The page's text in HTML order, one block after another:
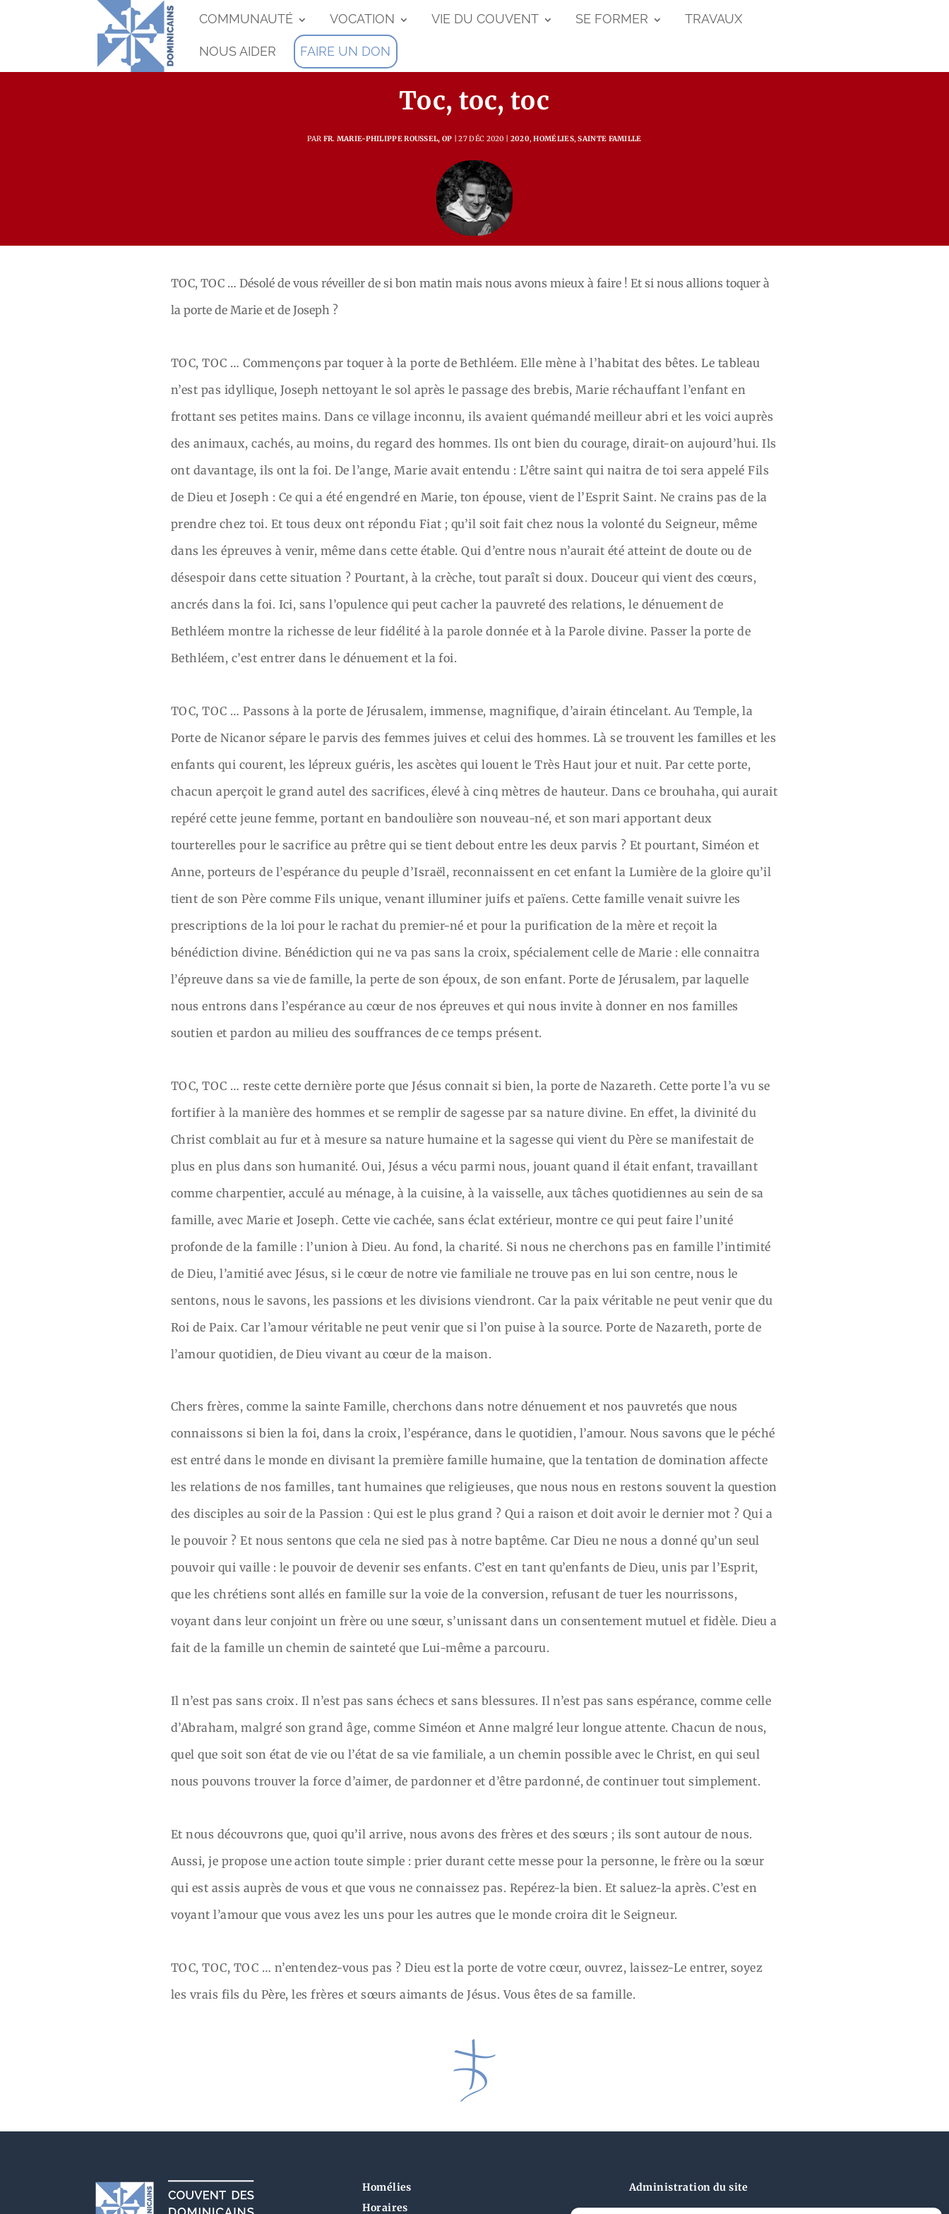
COMMUNAUTÉ VOCATION VIE DU COUVENT SE FORMER TRAVAUX
NOUS AIDER FAIRE UN DON
Toc, toc, toc
PAR FR. MARIE-PHILIPPE ROUSSEL, OP 27 DÉC 2020 2020,HOMÉLIES,SAINTE FAMILLE
TOC, TOC … Désolé de vous réveiller de si bon matin mais nous avons mieux à faire ! Et si nous allions toquer à
la porte de Marie et de Joseph ?
TOC, TOC … Commençons par toquer à la porte de Bethléem. Elle mène à l’habitat des bêtes. Le tableau
n’est pas idyllique, Joseph nettoyant le sol après le passage des brebis, Marie réchauffant l’enfant en
frottant ses petites mains. Dans ce village inconnu, ils avaient quémandé meilleur abri et les voici auprès
des animaux, cachés, au moins, du regard des hommes. Ils ont bien du courage, dirait-on aujourd’hui. Ils
ont davantage, ils ont la foi. De l’ange, Marie avait entendu : L’être saint qui naitra de toi sera appelé Fils
de Dieu et Joseph : Ce qui a été engendré en Marie, ton épouse, vient de l’Esprit Saint. Ne crains pas de la
prendre chez toi. Et tous deux ont répondu Fiat ; qu’il soit fait chez nous la volonté du Seigneur, même
dans les épreuves à venir, même dans cette étable. Qui d’entre nous n’aurait été atteint de doute ou de
désespoir dans cette situation ? Pourtant, à la crèche, tout paraît si doux. Douceur qui vient des cœurs,
ancrés dans la foi. Ici, sans l’opulence qui peut cacher la pauvreté des relations, le dénuement de
Bethléem montre la richesse de leur fidélité à la parole donnée et à la Parole divine. Passer la porte de
Bethléem, c’est entrer dans le dénuement et la foi.
TOC, TOC … Passons à la porte de Jérusalem, immense, magnifique, d’airain étincelant. Au Temple, la
Porte de Nicanor sépare le parvis des femmes juives et celui des hommes. Là se trouvent les familles et les
enfants qui courent, les lépreux guéris, les ascètes qui louent le Très Haut jour et nuit. Par cette porte,
chacun aperçoit le grand autel des sacrifices, élevé à cinq mètres de hauteur. Dans ce brouhaha, qui aurait
repéré cette jeune femme, portant en bandoulière son nouveau-né, et son mari apportant deux
tourterelles pour le sacrifice au prêtre qui se tient debout entre les deux parvis ? Et pourtant, Siméon et
Anne, porteurs de l’espérance du peuple d’Israël, reconnaissent en cet enfant la Lumière de la gloire qu’il
tient de son Père comme Fils unique, venant illuminer juifs et païens. Cette famille venait suivre les
prescriptions de la loi pour le rachat du premier-né et pour la purification de la mère et reçoit la
bénédiction divine. Bénédiction qui ne va pas sans la croix, spécialement celle de Marie : elle connaitra
l’épreuve dans sa vie de famille, la perte de son époux, de son enfant. Porte de Jérusalem, par laquelle
nous entrons dans l’espérance au cœur de nos épreuves et qui nous invite à donner en nos familles
soutien et pardon au milieu des souffrances de ce temps présent.
TOC, TOC … reste cette dernière porte que Jésus connait si bien, la porte de Nazareth. Cette porte l’a vu se
fortifier à la manière des hommes et se remplir de sagesse par sa nature divine. En effet, la divinité du
Christ comblait au fur et à mesure sa nature humaine et la sagesse qui vient du Père se manifestait de
plus en plus dans son humanité. Oui, Jésus a vécu parmi nous, jouant quand il était enfant, travaillant
comme charpentier, acculé au ménage, à la cuisine, à la vaisselle, aux tâches quotidiennes au sein de sa
famille, avec Marie et Joseph. Cette vie cachée, sans éclat extérieur, montre ce qui peut faire l’unité
profonde de la famille : l’union à Dieu. Au fond, la charité. Si nous ne cherchons pas en famille l’intimité
de Dieu, l’amitié avec Jésus, si le cœur de notre vie familiale ne trouve pas en lui son centre, nous le
sentons, nous le savons, les passions et les divisions viendront. Car la paix véritable ne peut venir que du
Roi de Paix. Car l’amour véritable ne peut venir que si l’on puise à la source. Porte de Nazareth, porte de
l’amour quotidien, de Dieu vivant au cœur de la maison.
Chers frères, comme la sainte Famille, cherchons dans notre dénuement et nos pauvretés que nous
connaissons si bien la foi, dans la croix, l’espérance, dans le quotidien, l’amour. Nous savons que le péché
est entré dans le monde en divisant la première famille humaine, que la tentation de domination affecte
les relations de nos familles, tant humaines que religieuses, que nous nous en restons souvent la question
des disciples au soir de la Passion : Qui est le plus grand ? Qui a raison et doit avoir le dernier mot ? Qui a
le pouvoir ? Et nous sentons que cela ne sied pas à notre baptême. Car Dieu ne nous a donné qu’un seul
pouvoir qui vaille : le pouvoir de devenir ses enfants. C’est en tant qu’enfants de Dieu, unis par l’Esprit,
que les chrétiens sont allés en famille sur la voie de la conversion, refusant de tuer les nourrissons,
voyant dans leur conjoint un frère ou une sœur, s’unissant dans un consentement mutuel et fidèle. Dieu a
fait de la famille un chemin de sainteté que Lui-même a parcouru.
Il n’est pas sans croix. Il n’est pas sans échecs et sans blessures. Il n’est pas sans espérance, comme celle
d’Abraham, malgré son grand âge, comme Siméon et Anne malgré leur longue attente. Chacun de nous,
quel que soit son état de vie ou l’état de sa vie familiale, a un chemin possible avec le Christ, en qui seul
nous pouvons trouver la force d’aimer, de pardonner et d’être pardonné, de continuer tout simplement.
Et nous découvrons que, quoi qu’il arrive, nous avons des frères et des sœurs ; ils sont autour de nous.
Aussi, je propose une action toute simple : prier durant cette messe pour la personne, le frère ou la sœur
qui est assis auprès de vous et que vous ne connaissez pas. Repérez-la bien. Et saluez-la après. C’est en
voyant l’amour que vous avez les uns pour les autres que le monde croira dit le Seigneur.
TOC, TOC, TOC … n’entendez-vous pas ? Dieu est la porte de votre cœur, ouvrez, laissez-Le entrer, soyez
les vrais fils du Père, les frères et sœurs aimants de Jésus. Vous êtes de sa famille.
Homélies
Horaires
Administration du site